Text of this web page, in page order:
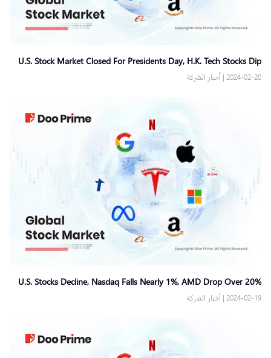
U.S. Stock Market Closed For Presidents Day, H.K. Tech Stocks Dip
2024-02-20
| أخبار الشركة
U.S. Stocks Decline, Nasdaq Falls Nearly 1%, AMD Drop Over 20%
2024-02-19
| أخبار الشركة